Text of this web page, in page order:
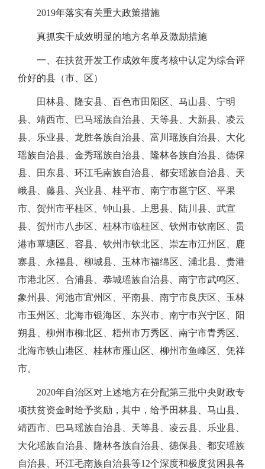
2019年落实有关重大政策措施
真抓实干成效明显的地方名单及激励措施
一、在扶贫开发工作成效年度考核中认定为综合评
价好的县（市、区）
田林县、隆安县、百色市田阳区、马山县、宁明
县、靖西市、巴马瑶族自治县、天等县、大新县、凌云
县、乐业县、龙胜各族自治县、富川瑶族自治县、大化
瑶族自治县、金秀瑶族自治县、隆林各族自治县、德保
县、田东县、环江毛南族自治县、都安瑶族自治县、天
峨县、藤县、兴业县、桂平市、南宁市邕宁区、平果
市、贺州市平桂区、钟山县、上思县、陆川县、武宣
县、贺州市八步区、桂林市临桂区、钦州市钦南区、贵
港市覃塘区、容县、钦州市钦北区、崇左市江州区、鹿
寨县、永福县、柳城县、玉林市福绵区、浦北县、贵港
市港北区、合浦县、恭城瑶族自治县、南宁市武鸣区、
象州县、河池市宜州区、平南县、南宁市良庆区、玉林
市玉州区、北海市银海区、东兴市、南宁市兴宁区、阳
朔县、柳州市柳北区、梧州市万秀区、南宁市青秀区、
北海市铁山港区、桂林市雁山区、柳州市鱼峰区、凭祥
市。
2020年自治区对上述地方在分配第三批中央财政专
项扶贫资金时给予奖励，其中，给予田林县、马山县、
靖西市、巴马瑶族自治县、天等县、凌云县、乐业县、
大化瑶族自治县、隆林各族自治县、德保县、都安瑶族
自治县、环江毛南族自治县等12个深度和极度贫困县各